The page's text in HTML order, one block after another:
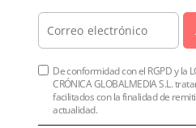
De conformidad con el RGPD y la
CRÓNICA GLOBALMEDIA S.L.
facilitados con la finalidad de
actualidad.